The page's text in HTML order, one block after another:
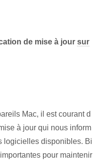
de mise à jour sur
Mac, il est courant d
à jour qui nous inform
logicielles disponibles. Bi
pour maintenir